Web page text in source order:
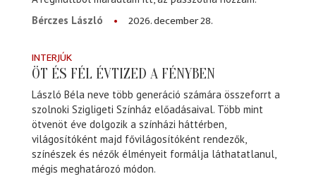
Bérczes László
2026. december 28.
INTERJÚK
ÖT ÉS FÉL ÉVTIZED A FÉNYBEN
László Béla neve több generáció számára összeforrt a
szolnoki Szigligeti Színház előadásaival. Több mint
ötvenöt éve dolgozik a színházi háttérben,
világosítóként majd fővilágosítóként rendezők,
színészek és nézők élményeit formálja láthatatlanul,
mégis meghatározó módon.